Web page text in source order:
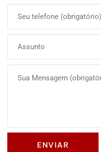
Olá, insira seus
Número de celular